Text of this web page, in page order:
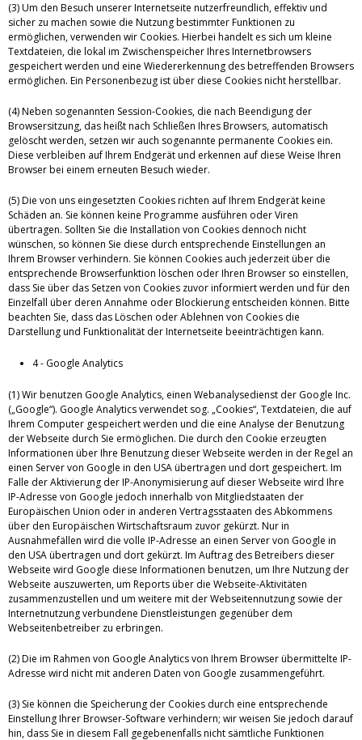
(3) Um den Besuch unserer Internetseite nutzerfreundlich, effektiv und
sicher zu machen sowie die Nutzung bestimmter Funktionen zu
ermöglichen, verwenden wir Cookies. Hierbei handelt es sich um kleine
Textdateien, die lokal im Zwischenspeicher Ihres Internetbrowsers
gespeichert werden und eine Wiedererkennung des betreffenden Browsers
ermöglichen. Ein Personenbezug ist über diese Cookies nicht herstellbar.
(4) Neben sogenannten Session-Cookies, die nach Beendigung der
Browsersitzung, das heißt nach Schließen Ihres Browsers, automatisch
gelöscht werden, setzen wir auch sogenannte permanente Cookies ein.
Diese verbleiben auf Ihrem Endgerät und erkennen auf diese Weise Ihren
Browser bei einem erneuten Besuch wieder.
(5) Die von uns eingesetzten Cookies richten auf Ihrem Endgerät keine
Schäden an. Sie können keine Programme ausführen oder Viren
übertragen. Sollten Sie die Installation von Cookies dennoch nicht
wünschen, so können Sie diese durch entsprechende Einstellungen an
Ihrem Browser verhindern. Sie können Cookies auch jederzeit über die
entsprechende Browserfunktion löschen oder Ihren Browser so einstellen,
dass Sie über das Setzen von Cookies zuvor informiert werden und für den
Einzelfall über deren Annahme oder Blockierung entscheiden können. Bitte
beachten Sie, dass das Löschen oder Ablehnen von Cookies die
Darstellung und Funktionalität der Internetseite beeinträchtigen kann.
4 - Google Analytics
(1) Wir benutzen Google Analytics, einen Webanalysedienst der Google Inc.
(„Google“). Google Analytics verwendet sog. „Cookies“, Textdateien, die auf
Ihrem Computer gespeichert werden und die eine Analyse der Benutzung
der Webseite durch Sie ermöglichen. Die durch den Cookie erzeugten
Informationen über Ihre Benutzung dieser Webseite werden in der Regel an
einen Server von Google in den USA übertragen und dort gespeichert. Im
Falle der Aktivierung der IP-Anonymisierung auf dieser Webseite wird Ihre
IP-Adresse von Google jedoch innerhalb von Mitgliedstaaten der
Europäischen Union oder in anderen Vertragsstaaten des Abkommens
über den Europäischen Wirtschaftsraum zuvor gekürzt. Nur in
Ausnahmefällen wird die volle IP-Adresse an einen Server von Google in
den USA übertragen und dort gekürzt. Im Auftrag des Betreibers dieser
Webseite wird Google diese Informationen benutzen, um Ihre Nutzung der
Webseite auszuwerten, um Reports über die Webseite-Aktivitäten
zusammenzustellen und um weitere mit der Webseitennutzung sowie der
Internetnutzung verbundene Dienstleistungen gegenüber dem
Webseitenbetreiber zu erbringen.
(2) Die im Rahmen von Google Analytics von Ihrem Browser übermittelte IP-
Adresse wird nicht mit anderen Daten von Google zusammengeführt.
(3) Sie können die Speicherung der Cookies durch eine entsprechende
Einstellung Ihrer Browser-Software verhindern; wir weisen Sie jedoch darauf
hin, dass Sie in diesem Fall gegebenenfalls nicht sämtliche Funktionen